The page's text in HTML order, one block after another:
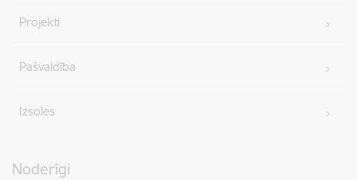
Projekti
Pašvaldība
Izsoles
Noderīgi